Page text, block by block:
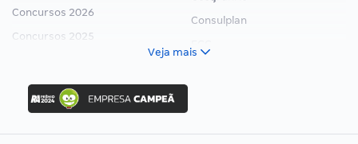
Concursos 2026
Concursos 2025
Concurso Ibama
Concurso MPU
Editais publicados
Consulplan
Veja mais